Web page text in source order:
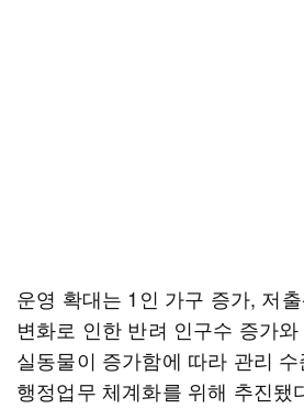
운영 확대는 1인 가구 증가, 저
변화로 인한 반려 인구수 증가
실동물이 증가함에 따라 관리
행정업무 체계화를 위해 추진됐